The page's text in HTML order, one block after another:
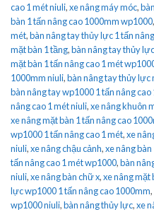
cao 1 mét niuli,xe nâng máy móc,
bàn 1 tấn nâng cao 1000mm wp1000,
mét,bàn nâng tay thủy lực 1 tấn
mặt bàn 1 tầng,bàn nâng tay thủy
mặt bàn 1 tấn nâng cao 1 mét
1000mm niuli,bàn nâng tay thủy lực
bàn nâng tay wp1000 1 tấn nâng cao
nâng cao 1 mét niuli,xe nâng khuôn
xe nâng mặt bàn 1 tấn nâng cao
wp1000 1 tấn nâng cao 1 mét,xe
niuli,xe nâng chậu cảnh,xe nâng
tấn nâng cao 1 mét wp1000,bàn
niuli,xe nâng bàn chữ x,xe nâng mặt
lực wp1000 1 tấn nâng cao 1000mm,
wp1000 niuli,bàn nâng thủy lực,xe